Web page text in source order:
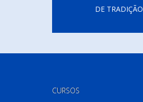
DE TRADIÇÃO
CURSOS